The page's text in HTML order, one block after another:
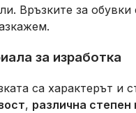
Връзките за
за изработка
са характерът и
, различна